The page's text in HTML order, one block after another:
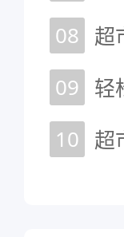
08 超
09 轻
10 超